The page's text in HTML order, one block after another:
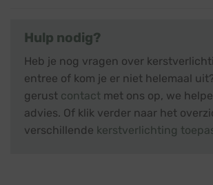
Hulp nodig?
Heb je nog vragen over
entree of kom je er niet helemaal
gerust contact met ons op, we
advies. Of klik verder naar het
verschillende kerstverlichting